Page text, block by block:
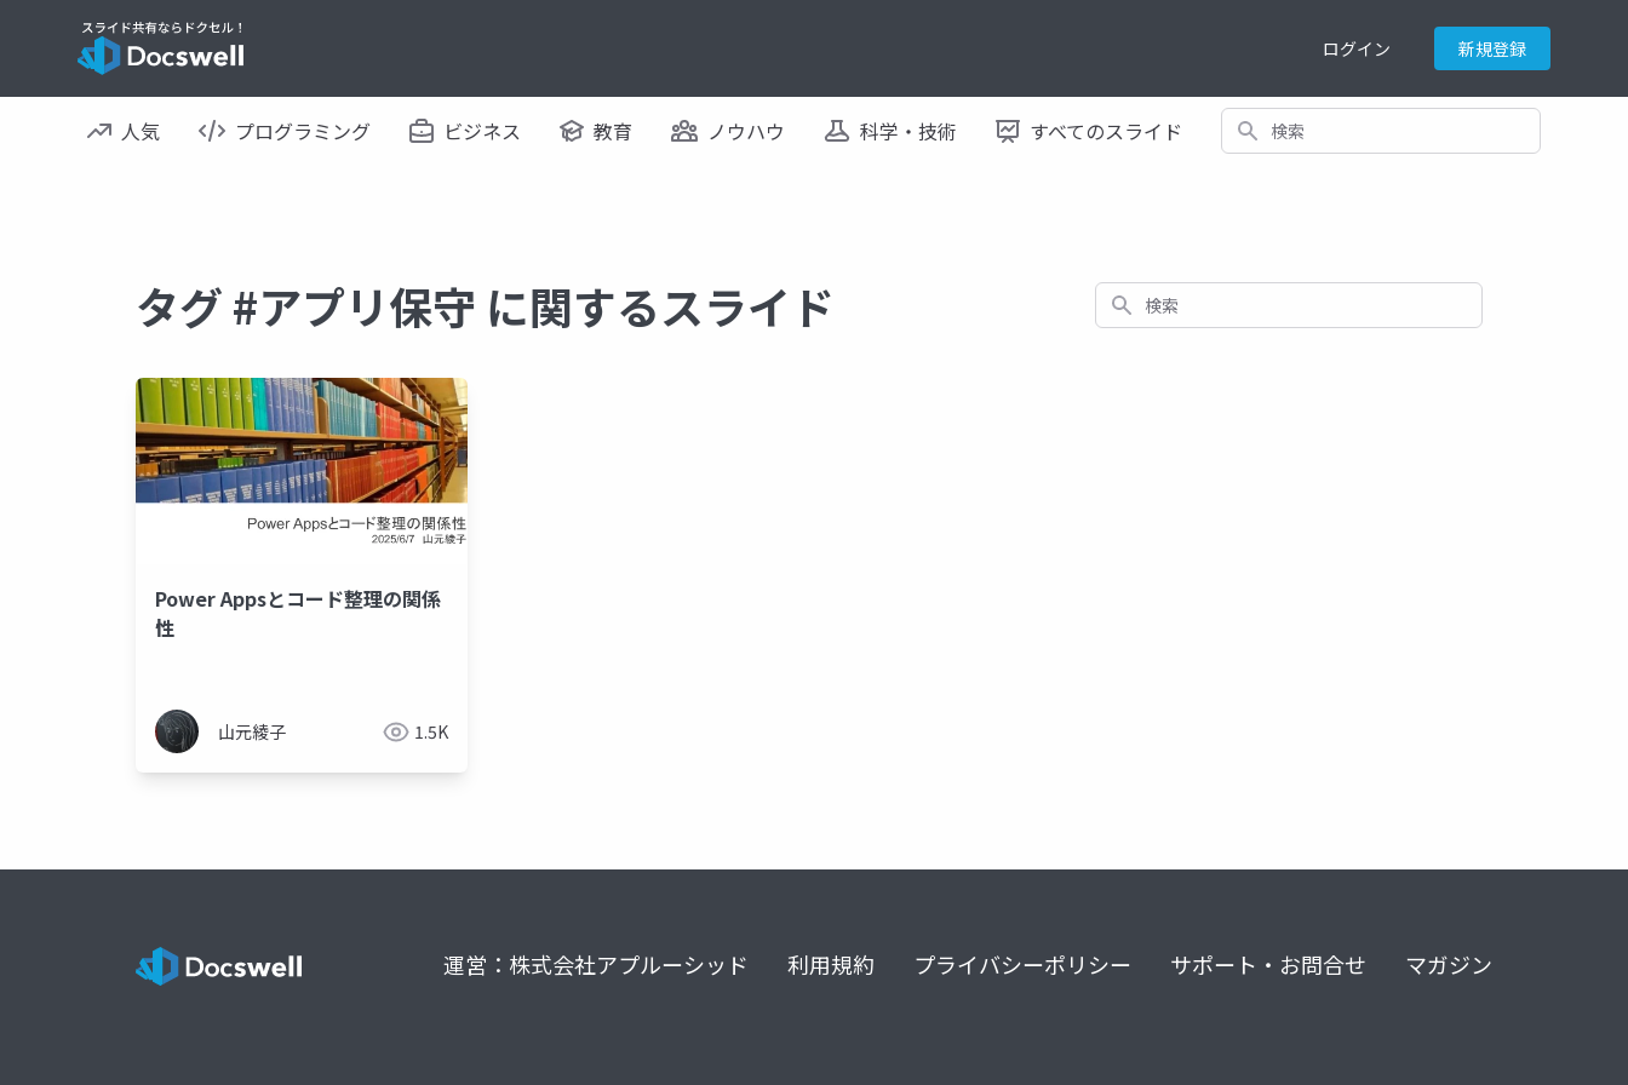
ログイン 新規登録
人気 プログラミング ビジネス 教育 ノウハウ 科学・技術 すべてのスライド 検索
タグ #アプリ保守 に関するスライド 検索
Power Appsとコード整理の関係
性
山元綾子 1.5K
運営：株式会社アプルーシッド 利用規約 プライバシーポリシー サポート・お問合せ マガジン